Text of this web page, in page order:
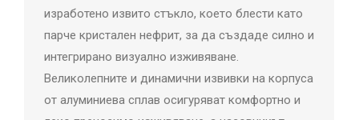
изработено извито стъкло, което блести като
парче кристален нефрит, за да създаде силно и
интегрирано визуално изживяване.
Великолепните и динамични извивки на корпуса
от алуминиева сплав осигуряват комфортно и